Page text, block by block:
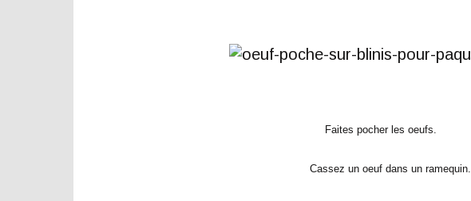
Faites pocher les oeufs.
Cassez un oeuf dans un ramequin.